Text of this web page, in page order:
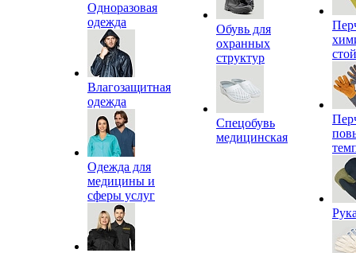
Одноразовая
одежда
Влагозащитная
одежда
Одежда для
медицины и
сферы услуг
Обувь для
охранных
структур
Спецобувь
медицинская